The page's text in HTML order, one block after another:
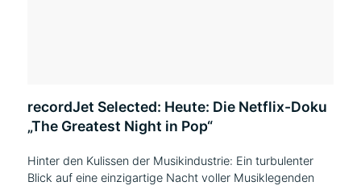
recordJet Selected: Heute: Die Netflix-Doku
„The Greatest Night in Pop“
Hinter den Kulissen der Musikindustrie: Ein turbulenter
Blick auf eine einzigartige Nacht voller Musiklegenden